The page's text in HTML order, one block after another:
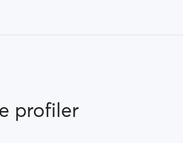
profiler